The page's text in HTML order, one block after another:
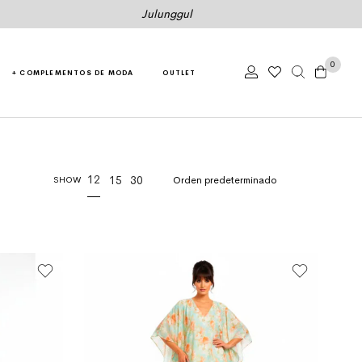
Julunggul
+ COMPLEMENTOS DE MODA OUTLET
0
SHOW 12 15 30